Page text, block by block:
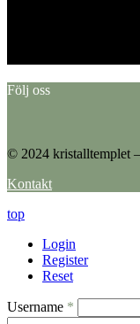
Följ oss
© 2024 kristalltemplet
Kontakt
top
Login
Register
Reset
Username *